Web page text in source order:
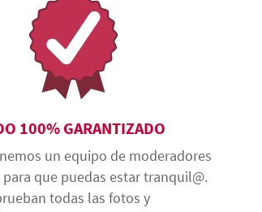
100% GARANTIZADO
un equipo de moderadores
que puedas estar tranquil@.
todas las fotos y